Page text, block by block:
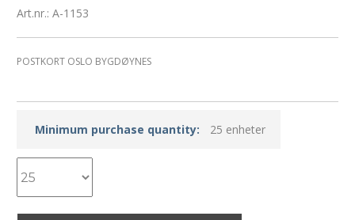
Art.nr.: A-1153
POSTKORT OSLO BYGDØYNES
Minimum purchase quantity: 25 enheter